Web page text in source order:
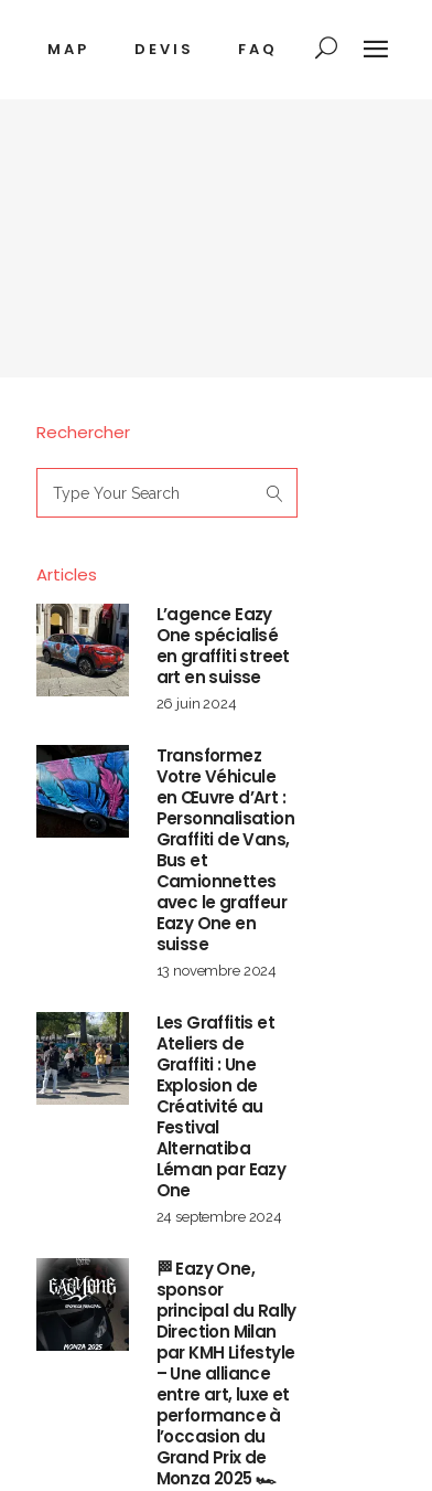
MAP DEVIS FAQ
Rechercher
for:
Articles
L’agence Eazy
One spécialisé
en graffiti street
art en suisse
26 juin 2024
Transformez
Votre Véhicule
en Œuvre d’Art :
Personnalisation
Graffiti de Vans,
Bus et
Camionnettes
avec le graffeur
Eazy One en
suisse
13 novembre 2024
Les Graffitis et
Ateliers de
Graffiti : Une
Explosion de
Créativité au
Festival
Alternatiba
Léman par Eazy
One
24 septembre 2024
🏁 Eazy One,
sponsor
principal du Rally
Direction Milan
par KMH Lifestyle
– Une alliance
entre art, luxe et
performance à
l’occasion du
Grand Prix de
Monza 2025 🏎️